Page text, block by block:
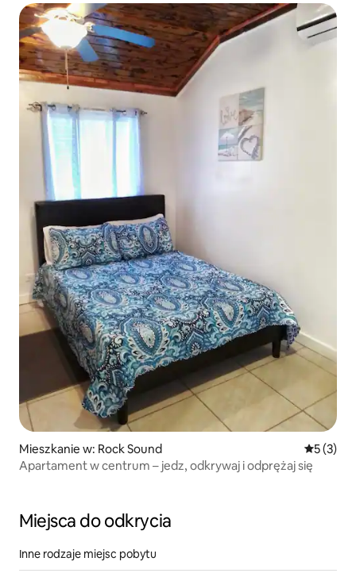
Mieszkanie w: Rock Sound Średnia
5 (3)
Apartament w centrum – jedz, odkrywaj i odprężaj się
Miejsca do odkrycia
Inne rodzaje miejsc pobytu